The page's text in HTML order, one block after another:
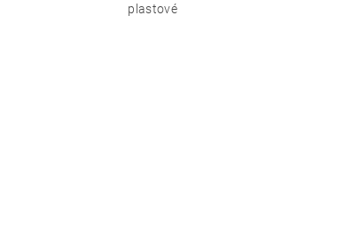
plastové